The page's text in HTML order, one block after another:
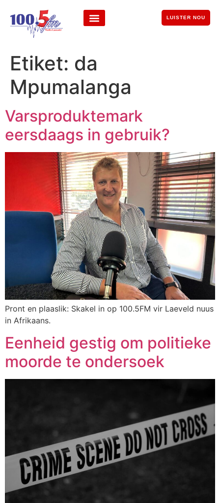
LUISTER NOU
Etiket: da
Mpumalanga
Varsproduktemark
eersdaags in gebruik?
Pront en plaaslik: Skakel in op 100.5FM vir Laeveld nuus
in Afrikaans.
Eenheid gestig om politieke
moorde te ondersoek